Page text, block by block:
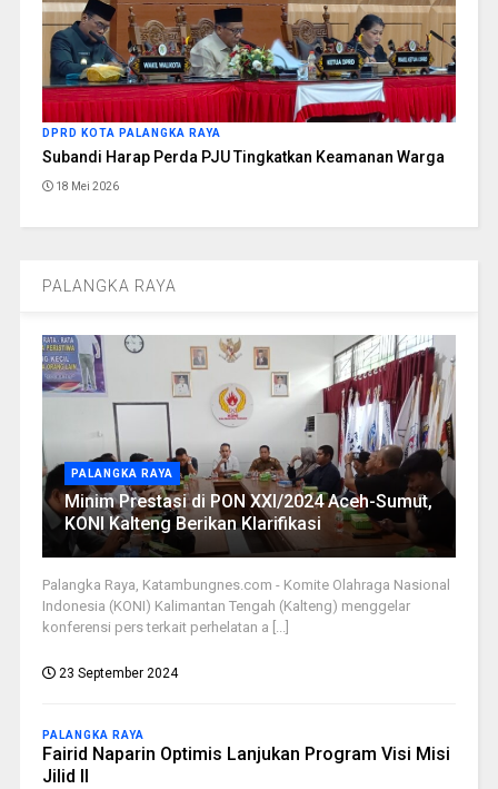
DPRD KOTA PALANGKA RAYA
Subandi Harap Perda PJU Tingkatkan Keamanan Warga
18 Mei 2026
PALANGKA RAYA
PALANGKA RAYA
Minim Prestasi di PON XXI/2024 Aceh-Sumut,
KONI Kalteng Berikan Klarifikasi
Palangka Raya, Katambungnes.com - Komite Olahraga Nasional
Indonesia (KONI) Kalimantan Tengah (Kalteng) menggelar
konferensi pers terkait perhelatan a [...]
23 September 2024
PALANGKA RAYA
Fairid Naparin Optimis Lanjukan Program Visi Misi
Jilid II